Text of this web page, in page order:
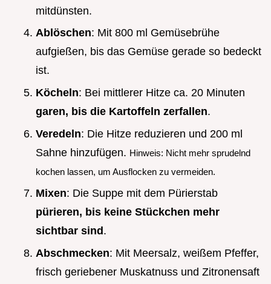
mitdünsten.
Ablöschen: Mit 800 ml Gemüsebrühe
aufgießen, bis das Gemüse gerade so bedeckt
ist.
Köcheln: Bei mittlerer Hitze ca. 20 Minuten
garen, bis die Kartoffeln zerfallen.
Veredeln: Die Hitze reduzieren und 200 ml
Sahne hinzufügen. Hinweis: Nicht mehr sprudelnd
kochen lassen, um Ausflocken zu vermeiden.
Mixen: Die Suppe mit dem Pürierstab
pürieren, bis keine Stückchen mehr
sichtbar sind .
Abschmecken: Mit Meersalz, weißem Pfeffer,
frisch geriebener Muskatnuss und Zitronensaft